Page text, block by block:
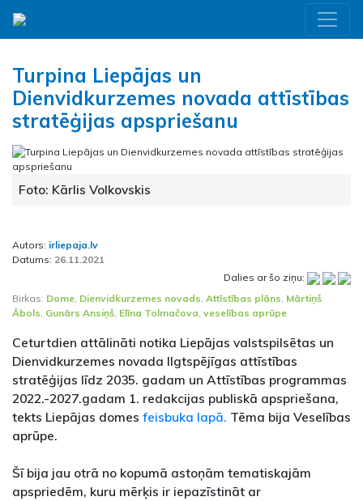
Turpina Liepājas un
Dienvidkurzemes novada attīstības
stratēģijas apspriešanu
Foto: Kārlis Volkovskis
Autors: irliepaja.lv
Datums: 26.11.2021
Dalies ar šo ziņu:
Birkas: Dome, Dienvidkurzemes novads, Attīstības plāns, Mārtiņš
Ābols, Gunārs Ansiņš, Elīna Tolmačova, veselības aprūpe
Ceturtdien attālināti notika Liepājas valstspilsētas un
Dienvidkurzemes novada Ilgtspējīgas attīstības
stratēģijas līdz 2035. gadam un Attīstības programmas
2022.-2027.gadam 1. redakcijas publiskā apspriešana,
tekts Liepājas domes feisbuka lapā. Tēma bija Veselības
aprūpe.
Šī bija jau otrā no kopumā astoņām tematiskajām
apspriedēm, kuru mērķis ir iepazīstināt ar